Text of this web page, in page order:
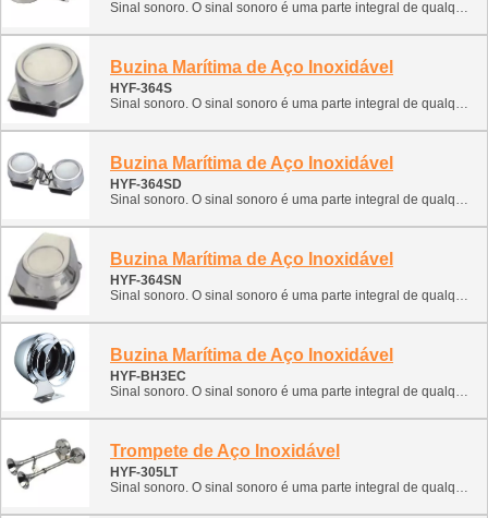
Sinal sonoro. O sinal sonoro é uma parte integral de qualquer veículo. Forneça sinais para prevenir uma emergência. Esta classificação contém vários tipos de sinais sonoros. Pode ser instalado e utilizado em navios, barcos, ATVs, motos de neve e lanchas. 1. Sinal eletrônico (caracol, forjamento monofônico, forjamento bicolor) 2. Sinal de ar (pneumático com compressor)
Buzina Marítima de Aço Inoxidável
HYF-364S
Sinal sonoro. O sinal sonoro é uma parte integral de qualquer veículo. Forneça sinais para prevenir uma emergência. Esta classificação contém vários tipos de sinais sonoros. Pode ser instalado e utilizado em navios, barcos, ATVs, motos de neve e lanchas. 1. Sinal eletrônico (caracol, forjamento monofônico, forjamento bicolor) 2. Sinal de ar (pneumático com compressor)
Buzina Marítima de Aço Inoxidável
HYF-364SD
Sinal sonoro. O sinal sonoro é uma parte integral de qualquer veículo. Forneça sinais para prevenir uma emergência. Esta classificação contém vários tipos de sinais sonoros. Pode ser instalado e utilizado em navios, barcos, ATVs, motos de neve e lanchas. 1. Sinal eletrônico (caracol, forjamento monofônico, forjamento bicolor) 2. Sinal de ar (pneumático com compressor)
Buzina Marítima de Aço Inoxidável
HYF-364SN
Sinal sonoro. O sinal sonoro é uma parte integral de qualquer veículo. Forneça sinais para prevenir uma emergência. Esta classificação contém vários tipos de sinais sonoros. Pode ser instalado e utilizado em navios, barcos, ATVs, motos de neve e lanchas. 1. Sinal eletrônico (caracol, forjamento monofônico, forjamento bicolor) 2. Sinal de ar (pneumático com compressor)
Buzina Marítima de Aço Inoxidável
HYF-BH3EC
Sinal sonoro. O sinal sonoro é uma parte integral de qualquer veículo. Forneça sinais para prevenir uma emergência. Esta classificação contém vários tipos de sinais sonoros. Pode ser instalado e utilizado em navios, barcos, ATVs, motos de neve e lanchas. 1. Sinal eletrônico (caracol, forjamento monofônico, forjamento bicolor) 2. Sinal de ar (pneumático com compressor)
Trompete de Aço Inoxidável
HYF-305LT
Sinal sonoro. O sinal sonoro é uma parte integral de qualquer veículo. Forneça sinais para prevenir uma emergência. Esta classificação contém vários tipos de sinais sonoros. Pode ser instalado e utilizado em navios, barcos, ATVs, motos de neve e lanchas. 1. Sinal eletrônico (caracol, forjamento monofônico, forjamento bicolor) 2. Sinal de ar (pneumático com compressor)